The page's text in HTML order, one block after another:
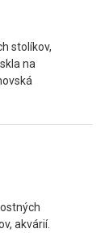
stolíkov,
na
akvárií.